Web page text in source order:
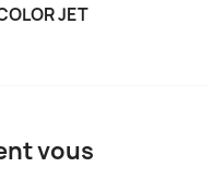
JET
vous